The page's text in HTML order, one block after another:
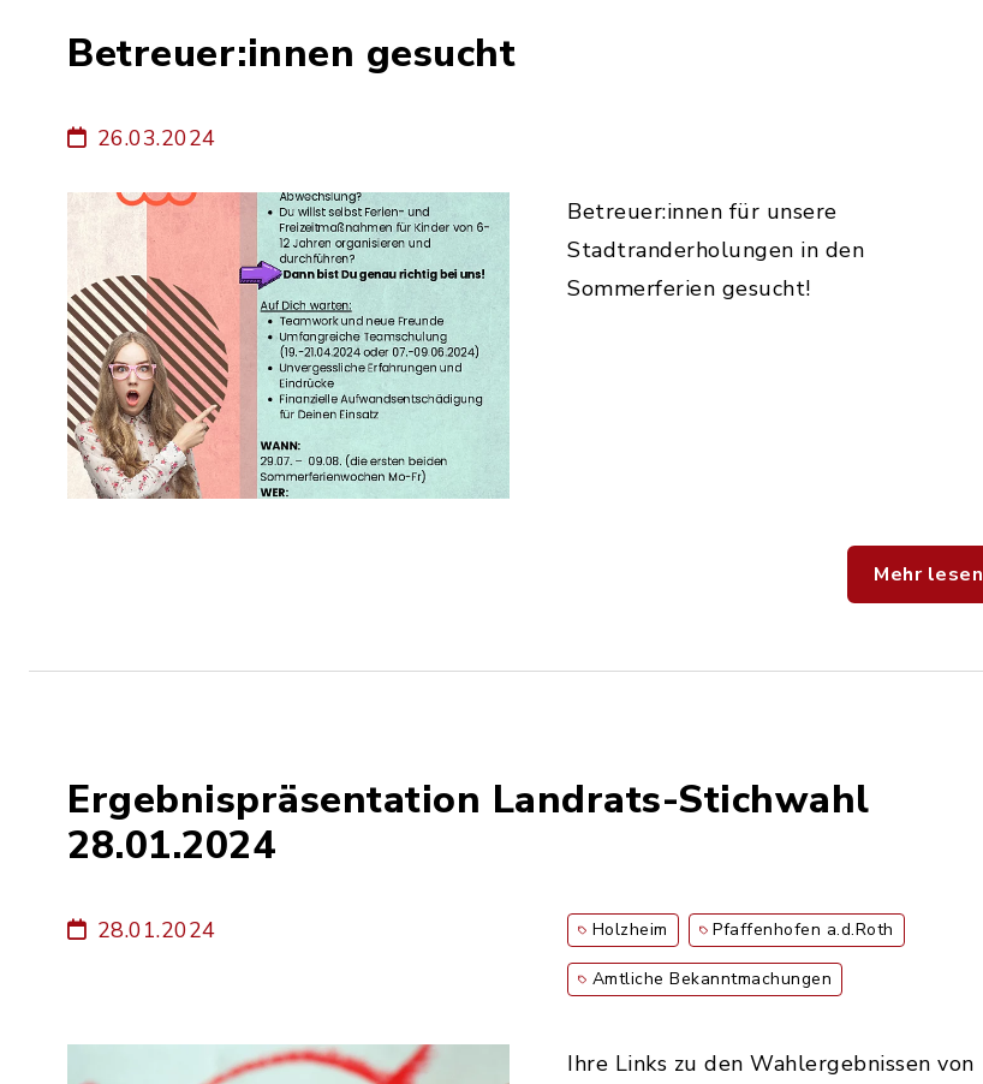
Betreuer:innen gesucht
26.03.2024
Betreuer:innen für unsere
Stadtranderholungen in den
Sommerferien gesucht!
Mehr lesen
Ergebnispräsentation Landrats-Stichwahl
28.01.2024
28.01.2024 Holzheim Pfaffenhofen a.d.Roth
Amtliche Bekanntmachungen
Ihre Links zu den Wahlergebnissen von